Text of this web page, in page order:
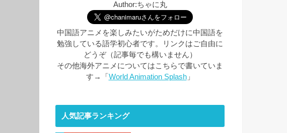
Author:ちゃに丸
中国語アニメを楽しみたいがためだけに中国語を
勉強している語学初心者です。リンクはご自由に
どうぞ（記事毎でも構いません）
その他海外アニメについてはこちらで書いていま
す→「 World Animation Splash」
人気記事ランキング